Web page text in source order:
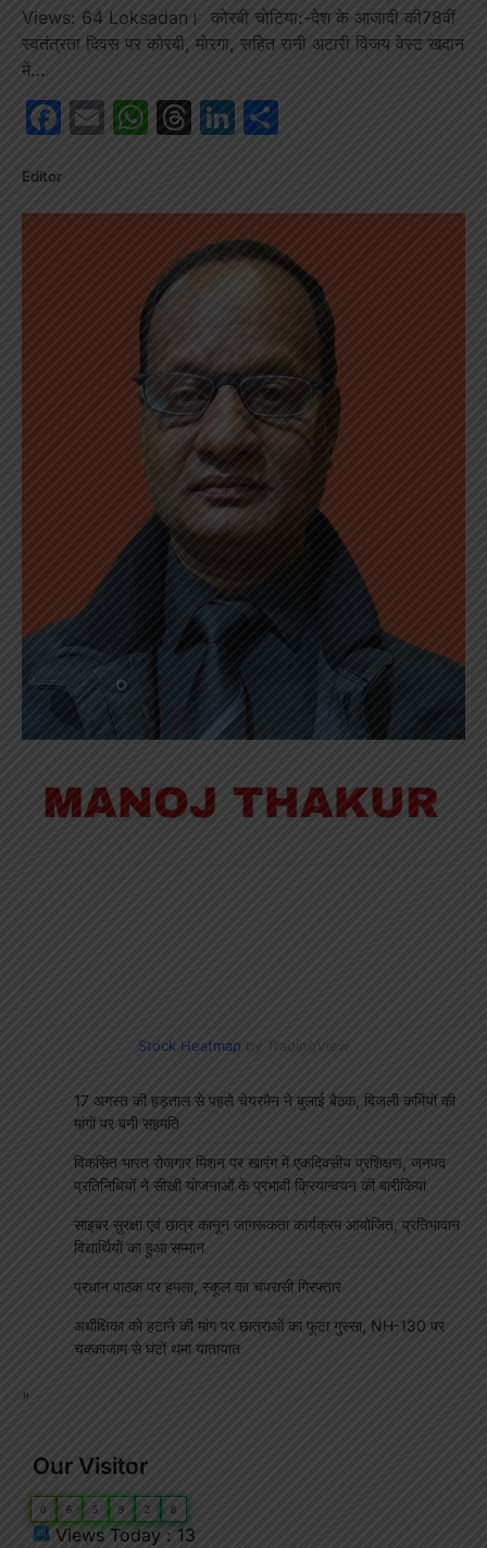
Views: 64 Loksadan। कोरबी चोटिया:-देश के आजादी की78वीं
स्वतंत्रता दिवस पर कोरबी, मोरगा, सहित रानी अटारी विजय वेस्ट खदान
में…
Facebook
EmailWhatsApp
Threads
LinkedIn
Editor
Stock Heatmap by TradingView
17 अगस्त की हड़ताल से पहले चेयरमैन ने बुलाई बैठक, बिजली कर्मियों की
मांगों पर बनी सहमति
विकसित भारत रोजगार मिशन पर खारंग में एकदिवसीय प्रशिक्षण, जनपद
प्रतिनिधियों ने सीखी योजनाओं के प्रभावी क्रियान्वयन की बारीकियां
साइबर सुरक्षा एवं छात्र कानून जागरूकता कार्यक्रम आयोजित, प्रतिभावान
विद्यार्थियों का हुआ सम्मान
प्रधान पाठक पर हमला, स्कूल का चपरासी गिरफ्तार
अधीक्षिका को हटाने की मांग पर छात्राओं का फूटा गुस्सा, NH-130 पर
चक्काजाम से घंटों थमा यातायात
"
Our Visitor
0 6 5 9 2 8
Views Today : 13